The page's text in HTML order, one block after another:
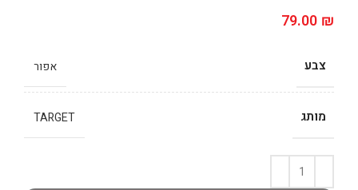
79.00 ₪
צבע אפור
מותג TARGET